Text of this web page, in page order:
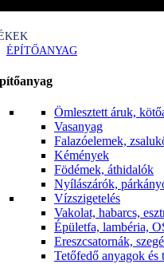
ÉPÍTŐANYAG
Ömlesztett áruk,
Vasanyag
Falazóelemek,
Kémények
Födémek, áthidalók
Nyílászárók,
Vízszigetelés
Vakolat, habarcs,
Épületfa, lambéria,
Ereszcsatornák,
Tetőfedő anyagok és